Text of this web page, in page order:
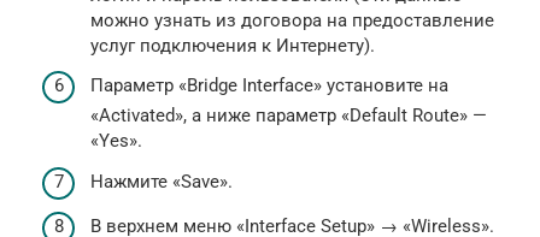
можно узнать из договора на предоставление
услуг подключения к Интернету).
Параметр «Bridge Interface» установите на
«Activated», а ниже параметр «Default Route» —
«Yes».
Нажмите «Save».
В верхнем меню «Interface Setup» → «Wireless».